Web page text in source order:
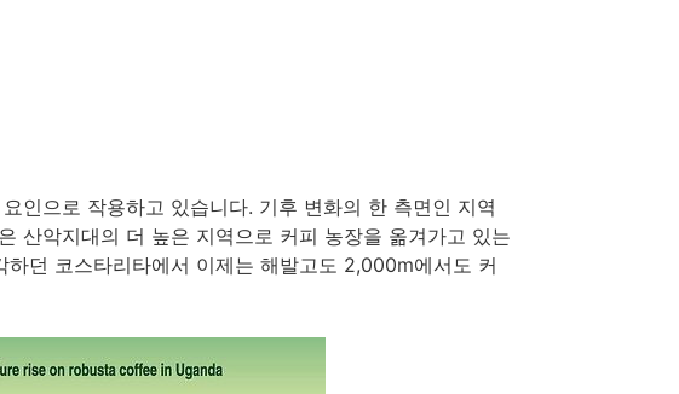
인으로 작용하고 있습니다. 기후 변화의 한 측면인 지역
산악지대의 더 높은 지역으로 커피 농장을 옮겨가고 있는
던 코스타리타에서 이제는 해발고도 2,000m에서도 커